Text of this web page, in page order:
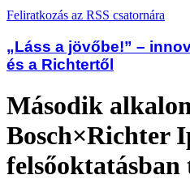
Feliratkozás az RSS csatornára
„Láss a jövőbe!” –
és a Richtertől
Második
Bosch×Richter